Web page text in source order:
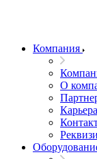
Компания
О
Карьера